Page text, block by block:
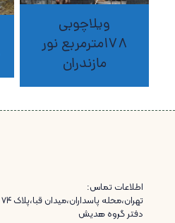
ویلاچوبی
178مترمربع نور
مازندران
اطلاعات تماس:
تهران،محله پاسداران،میدان قبا،پلاک ۷۴
دفتر گروه هدیش